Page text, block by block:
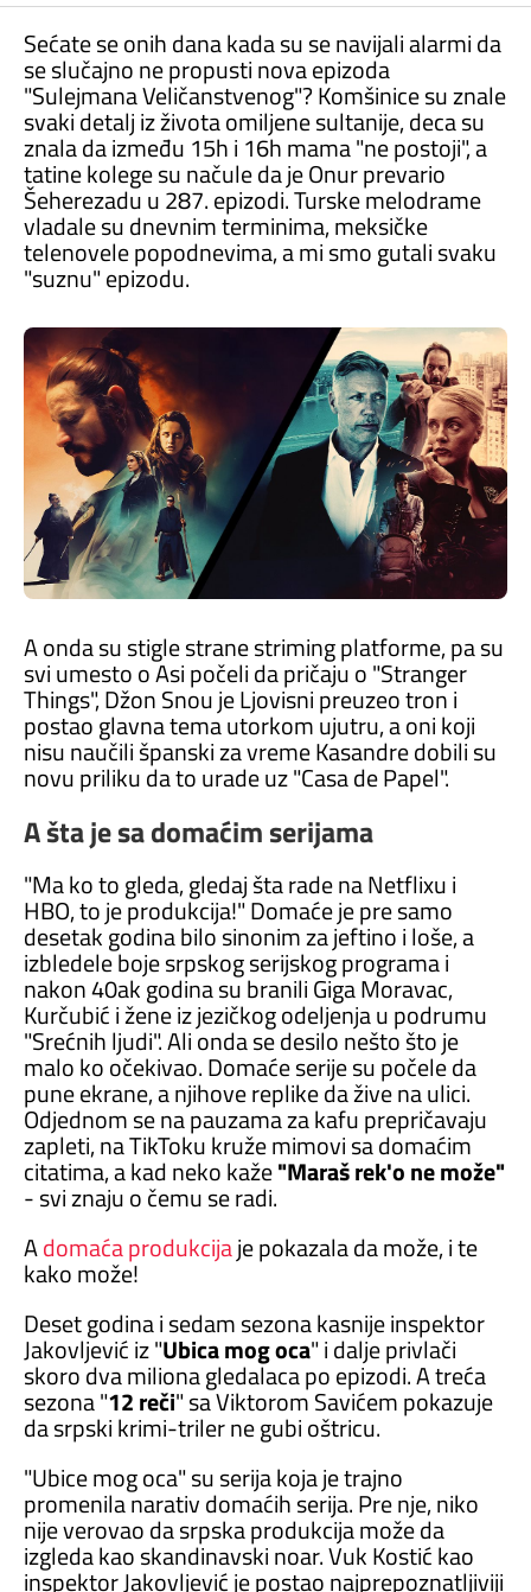
Sećate se onih dana kada su se navijali alarmi da
se slučajno ne propusti nova epizoda
"Sulejmana Veličanstvenog"? Komšinice su znale
svaki detalj iz života omiljene sultanije, deca su
znala da između 15h i 16h mama "ne postoji", a
tatine kolege su načule da je Onur prevario
Šeherezadu u 287. epizodi. Turske melodrame
vladale su dnevnim terminima, meksičke
telenovele popodnevima, a mi smo gutali svaku
"suznu" epizodu.
A onda su stigle strane striming platforme, pa su
svi umesto o Asi počeli da pričaju o "Stranger
Things", Džon Snou je Ljovisni preuzeo tron i
postao glavna tema utorkom ujutru, a oni koji
nisu naučili španski za vreme Kasandre dobili su
novu priliku da to urade uz "Casa de Papel".
A šta je sa domaćim serijama
"Ma ko to gleda, gledaj šta rade na Netflixu i
HBO, to je produkcija!" Domaće je pre samo
desetak godina bilo sinonim za jeftino i loše, a
izbledele boje srpskog serijskog programa i
nakon 40ak godina su branili Giga Moravac,
Kurčubić i žene iz jezičkog odeljenja u podrumu
"Srećnih ljudi". Ali onda se desilo nešto što je
malo ko očekivao. Domaće serije su počele da
pune ekrane, a njihove replike da žive na ulici.
Odjednom se na pauzama za kafu prepričavaju
zapleti, na TikToku kruže mimovi sa domaćim
citatima, a kad neko kaže"Maraš rek'o ne može"
- svi znaju o čemu se radi.
Adomaća produkcijaje pokazala da može, i te
kako može!
Deset godina i sedam sezona kasnije inspektor
Jakovljević iz "Ubica mog oca" i dalje privlači
skoro dva miliona gledalaca po epizodi. A treća
sezona "12 reči" sa Viktorom Savićem pokazuje
da srpski krimi-triler ne gubi oštricu.
"Ubice mog oca" su serija koja je trajno
promenila narativ domaćih serija. Pre nje, niko
nije verovao da srpska produkcija može da
izgleda kao skandinavski noar. Vuk Kostić kao
inspektor Jakovljević je postao najprepoznatljiviji